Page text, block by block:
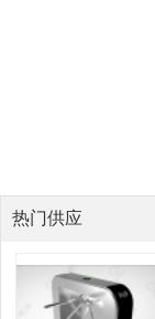
热门供应